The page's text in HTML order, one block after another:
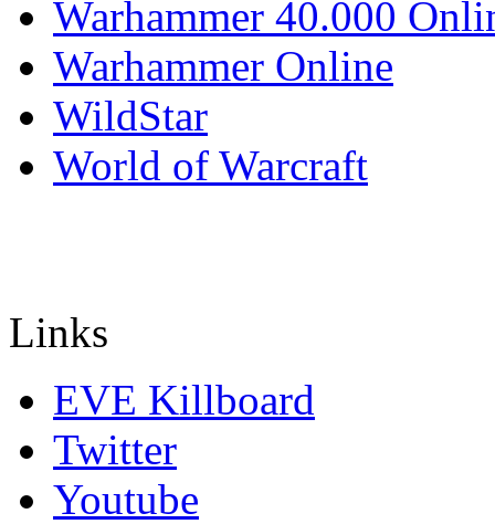
Warhammer 40.000
Warhammer Online
WildStar
World of Warcraft
Links
EVE Killboard
Twitter
Youtube